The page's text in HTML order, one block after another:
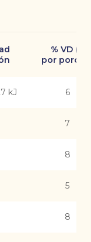
% VD (*)
por
kJ 6
7
8
5
8